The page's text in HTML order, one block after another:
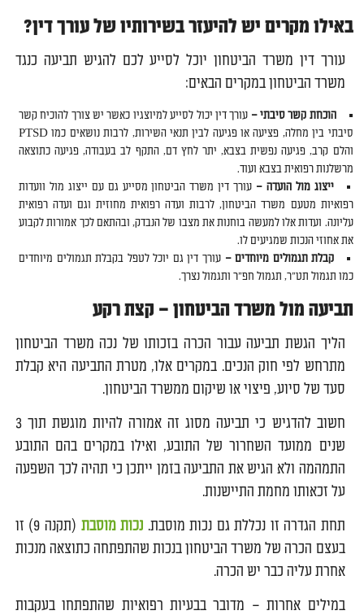
באילו מקרים יש להיעזר בשירותיו של עורך דין?
עורך דין משרד הביטחון יוכל לסייע לכם להגיש תביעה כנגד
משרד הביטחון במקרים הבאים:
הוכחת קשר סיבתי – עורך דין יכול לסייע למיוצגיו כאשר יש צורך להוכיח קשר
סיבתי בין מחלה, פציעה או פגיעה לבין תנאי השירות, לרבות נושאים כמו PTSD
והלם קרב, פגיעה נפשית בצבא, יתר לחץ דם, התקף לב בעבודה, פגיעה כתוצאה
מרשלנות רפואית בצבא ועוד.
ייצוג מול הועדה – עורך דין משרד הביטחון מסייע גם עם ייצוג מול וועדות
רפואיות מטעם משרד הביטחון, לרבות ועדה רפואית מחוזית וגם ועדה רפואית
עליונה. ועדות אלו למעשה בוחנות את מצבו של הנבדק, ובהתאם לכך אמורות לקבוע
את אחוזי הנכות שמגיעים לו.
קבלת תגמולים מיוחדים – עורך דין גם יוכל לטפל בקבלת תגמולים מיוחדים
כמו תגמול תט"ר, תגמול חפ"ר ותגמול נצרך.
תביעה מול משרד הביטחון – קצת רקע
הליך הגשת תביעה עבור הכרה בזכותו של נכה משרד הביטחון
מתרחש לפי חוק הנכים. במקרים אלו, מטרת התביעה היא קבלת
סעד של סיוע, פיצוי או שיקום ממשרד הביטחון.
חשוב להדגיש כי תביעה מסוג זה אמורה להיות מוגשת תוך 3
שנים ממועד השחרור של התובע, ואילו במקרים בהם התובע
התמהמה ולא הגיש את התביעה בזמן ייתכן כי תהיה לכך השפעה
על זכאותו מחמת התיישנות.
תחת הגדרה זו נכללת גם נכות מוסבת. נכות מוסבת
(תקנה 9) זו
בעצם הכרה של משרד הביטחון בנכות שהתפתחה כתוצאה מנכות
אחרת עליה כבר יש הכרה.
במילים אחרות – מדובר בבעיות רפואיות שהתפתחו בעקבות